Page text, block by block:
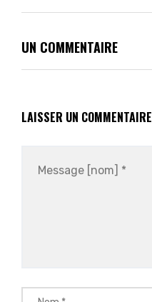
UN COMMENTAIRE
LAISSER UN COMMENTAIRE